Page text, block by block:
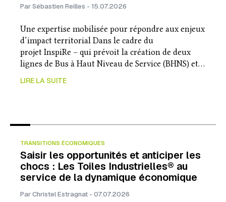
Par Sébastien Reilles - 15.07.2026
Une expertise mobilisée pour répondre aux enjeux
d’impact territorial Dans le cadre du
projet InspiRe – qui prévoit la création de deux
lignes de Bus à Haut Niveau de Service (BHNS) et…
LIRE LA SUITE
TRANSITIONS ÉCONOMIQUES
Saisir les opportunités et anticiper les
chocs : Les Toiles Industrielles® au
service de la dynamique économique
Par Christel Estragnat - 07.07.2026